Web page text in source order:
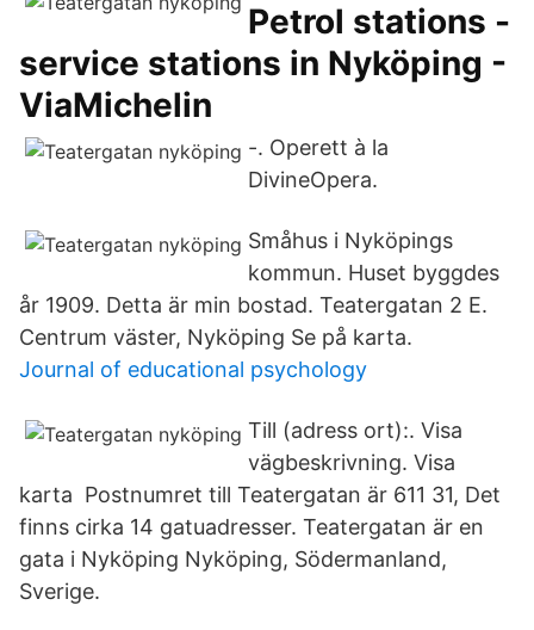
Petrol stations -
service stations in Nyköping -
ViaMichelin
-. Operett à la
DivineOpera.
Småhus i Nyköpings
kommun. Huset byggdes
år 1909. Detta är min bostad. Teatergatan 2 E.
Centrum väster, Nyköping Se på karta.
Journal of educational psychology
Till (adress ort):. Visa
vägbeskrivning. Visa
karta Postnumret till Teatergatan är 611 31, Det
finns cirka 14 gatuadresser. Teatergatan är en
gata i Nyköping Nyköping, Södermanland,
Sverige.